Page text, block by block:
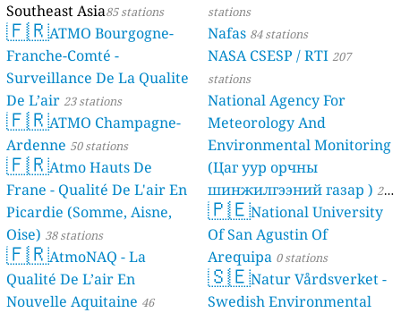
Southeast Asia85 stations
🇫🇷ATMO Bourgogne-
Franche-Comté -
Surveillance De La Qualite
De L’air 23 stations
🇫🇷ATMO Champagne-
Ardenne 50 stations
🇫🇷Atmo Hauts De
Frane - Qualité De L'air En
Picardie (Somme, Aisne,
Oise) 38 stations
🇫🇷AtmoNAQ - La
Qualité De L’air En
Nouvelle Aquitaine 46
stations
Nafas 84 stations
NASA CSESP / RTI 207
stations
National Agency For
Meteorology And
Environmental Monitoring
(Цаг уур орчны
шинжилгээний газар ) 21
stations
🇵🇪National University
Of San Agustin Of
Arequipa 0 stations
🇸🇪Natur Vårdsverket -
Swedish Environmental